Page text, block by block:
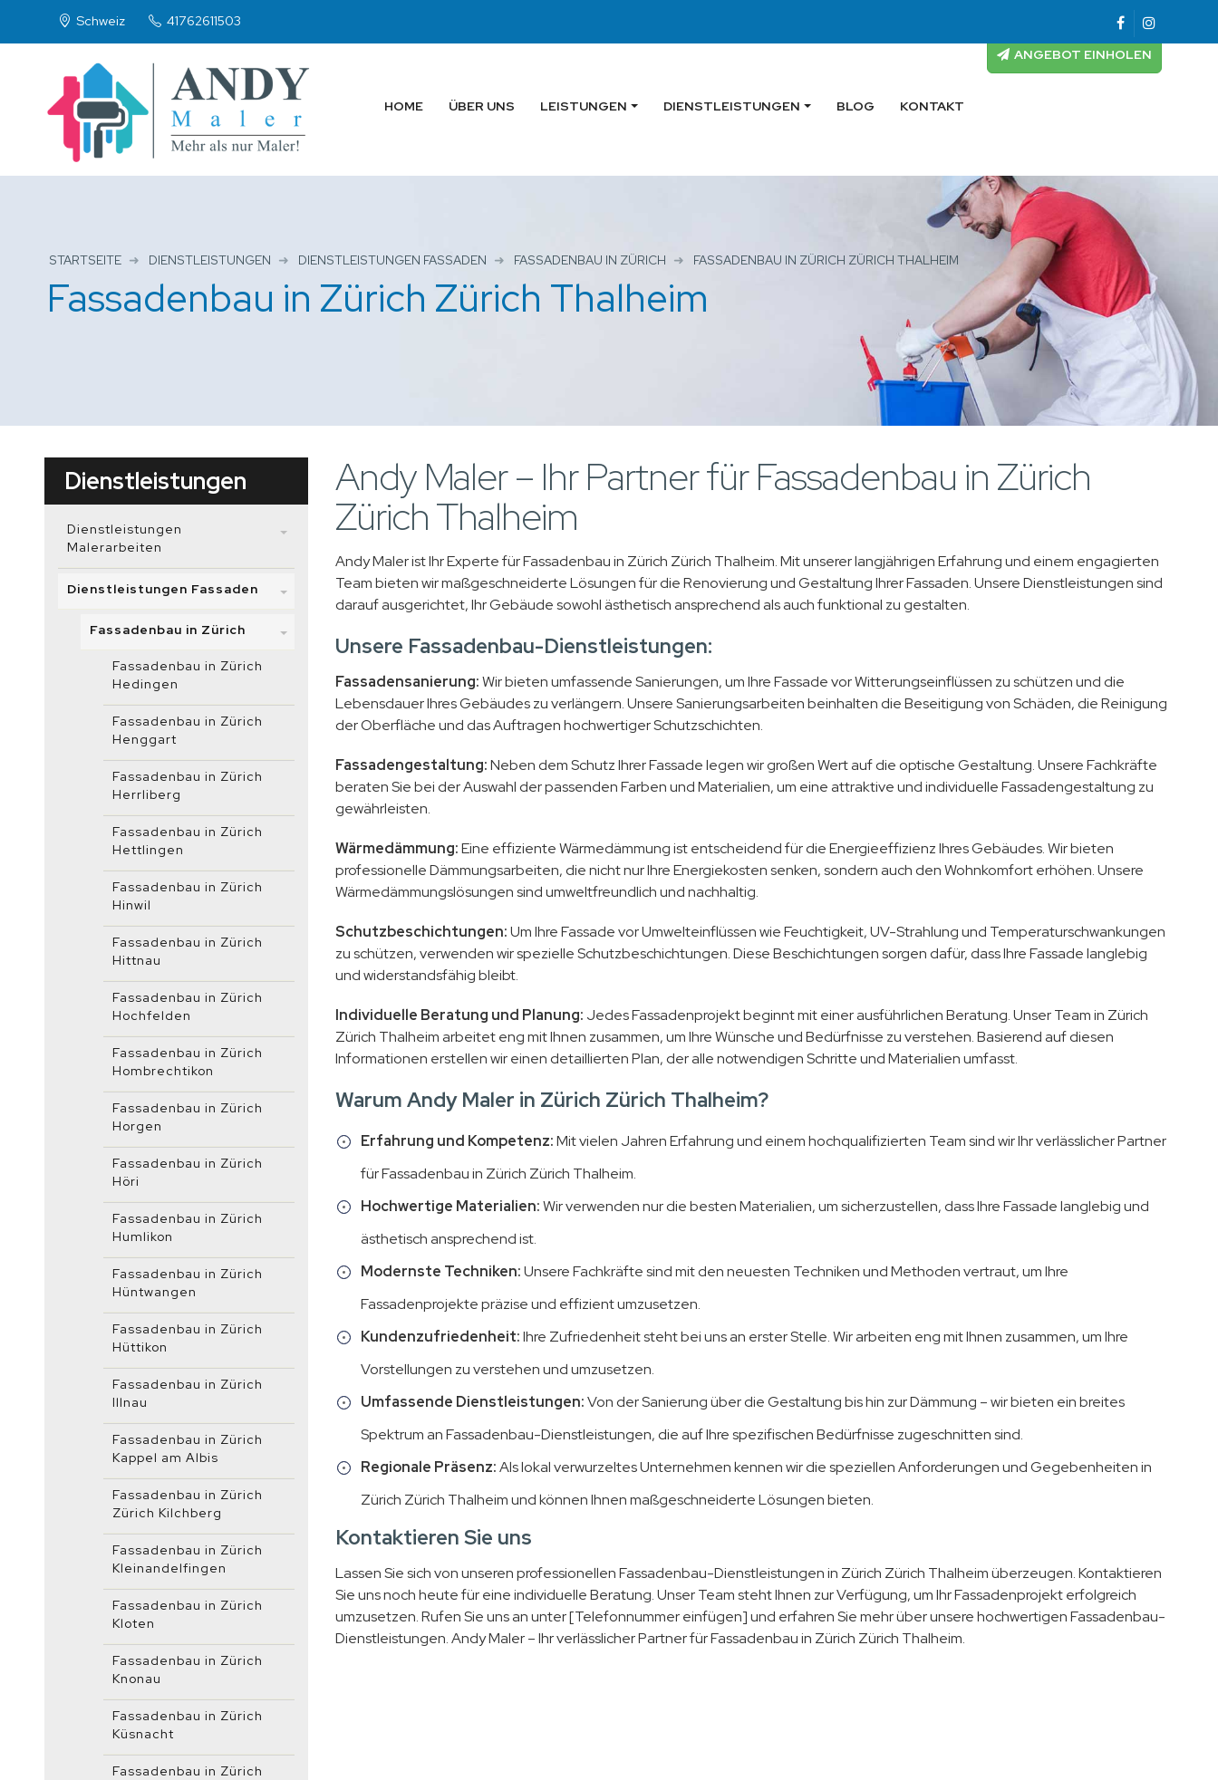
Schweiz 41762611503
HOME ÜBER UNS LEISTUNGEN DIENSTLEISTUNGEN BLOG KONTAKT
ANGEBOT EINHOLEN
STARTSEITE DIENSTLEISTUNGEN DIENSTLEISTUNGEN FASSADEN FASSADENBAU IN ZÜRICH FASSADENBAU IN ZÜRICH ZÜRICH THALHEIM
Fassadenbau in Zürich Zürich Thalheim
Andy Maler – Ihr Partner für Fassadenbau in Zürich
Zürich Thalheim
Andy Maler ist Ihr Experte für Fassadenbau in Zürich Zürich Thalheim. Mit unserer langjährigen Erfahrung und einem engagierten
Team bieten wir maßgeschneiderte Lösungen für die Renovierung und Gestaltung Ihrer Fassaden. Unsere Dienstleistungen sind
darauf ausgerichtet, Ihr Gebäude sowohl ästhetisch ansprechend als auch funktional zu gestalten.
Unsere Fassadenbau-Dienstleistungen:
Fassadensanierung:Wir bieten umfassende Sanierungen, um Ihre Fassade vor Witterungseinflüssen zu schützen und die
Lebensdauer Ihres Gebäudes zu verlängern. Unsere Sanierungsarbeiten beinhalten die Beseitigung von Schäden, die Reinigung
der Oberfläche und das Auftragen hochwertiger Schutzschichten.
Fassadengestaltung:Neben dem Schutz Ihrer Fassade legen wir großen Wert auf die optische Gestaltung. Unsere Fachkräfte
beraten Sie bei der Auswahl der passenden Farben und Materialien, um eine attraktive und individuelle Fassadengestaltung zu
gewährleisten.
Wärmedämmung:Eine effiziente Wärmedämmung ist entscheidend für die Energieeffizienz Ihres Gebäudes. Wir bieten
professionelle Dämmungsarbeiten, die nicht nur Ihre Energiekosten senken, sondern auch den Wohnkomfort erhöhen. Unsere
Wärmedämmungslösungen sind umweltfreundlich und nachhaltig.
Schutzbeschichtungen:Um Ihre Fassade vor Umwelteinflüssen wie Feuchtigkeit, UV-Strahlung und Temperaturschwankungen
zu schützen, verwenden wir spezielle Schutzbeschichtungen. Diese Beschichtungen sorgen dafür, dass Ihre Fassade langlebig
und widerstandsfähig bleibt.
Individuelle Beratung und Planung: Jedes Fassadenprojekt beginnt mit einer ausführlichen Beratung. Unser Team in Zürich
Zürich Thalheim arbeitet eng mit Ihnen zusammen, um Ihre Wünsche und Bedürfnisse zu verstehen. Basierend auf diesen
Informationen erstellen wir einen detaillierten Plan, der alle notwendigen Schritte und Materialien umfasst.
Warum Andy Maler in Zürich Zürich Thalheim?
Erfahrung und Kompetenz:Mit vielen Jahren Erfahrung und einem hochqualifizierten Team sind wir Ihr verlässlicher Partner
für Fassadenbau in Zürich Zürich Thalheim.
Hochwertige Materialien:Wir verwenden nur die besten Materialien, um sicherzustellen, dass Ihre Fassade langlebig und
ästhetisch ansprechend ist.
Modernste Techniken:Unsere Fachkräfte sind mit den neuesten Techniken und Methoden vertraut, um Ihre
Fassadenprojekte präzise und effizient umzusetzen.
Kundenzufriedenheit:Ihre Zufriedenheit steht bei uns an erster Stelle. Wir arbeiten eng mit Ihnen zusammen, um Ihre
Vorstellungen zu verstehen und umzusetzen.
Umfassende Dienstleistungen:Von der Sanierung über die Gestaltung bis hin zur Dämmung – wir bieten ein breites
Spektrum an Fassadenbau-Dienstleistungen, die auf Ihre spezifischen Bedürfnisse zugeschnitten sind.
Regionale Präsenz:Als lokal verwurzeltes Unternehmen kennen wir die speziellen Anforderungen und Gegebenheiten in
Zürich Zürich Thalheim und können Ihnen maßgeschneiderte Lösungen bieten.
Kontaktieren Sie uns
Lassen Sie sich von unseren professionellen Fassadenbau-Dienstleistungen in Zürich Zürich Thalheim überzeugen. Kontaktieren
Sie uns noch heute für eine individuelle Beratung. Unser Team steht Ihnen zur Verfügung, um Ihr Fassadenprojekt erfolgreich
umzusetzen. Rufen Sie uns an unter [Telefonnummer einfügen] und erfahren Sie mehr über unsere hochwertigen Fassadenbau-
Dienstleistungen. Andy Maler – Ihr verlässlicher Partner für Fassadenbau in Zürich Zürich Thalheim.
Dienstleistungen
Dienstleistungen
Malerarbeiten
Dienstleistungen Fassaden
Fassadenbau in Zürich
Fassadenbau in Zürich
Hedingen
Fassadenbau in Zürich
Henggart
Fassadenbau in Zürich
Herrliberg
Fassadenbau in Zürich
Hettlingen
Fassadenbau in Zürich
Hinwil
Fassadenbau in Zürich
Hittnau
Fassadenbau in Zürich
Hochfelden
Fassadenbau in Zürich
Hombrechtikon
Fassadenbau in Zürich
Horgen
Fassadenbau in Zürich
Höri
Fassadenbau in Zürich
Humlikon
Fassadenbau in Zürich
Hüntwangen
Fassadenbau in Zürich
Hüttikon
Fassadenbau in Zürich
Illnau
Fassadenbau in Zürich
Kappel am Albis
Fassadenbau in Zürich
Zürich Kilchberg
Fassadenbau in Zürich
Kleinandelfingen
Fassadenbau in Zürich
Kloten
Fassadenbau in Zürich
Knonau
Fassadenbau in Zürich
Küsnacht
Fassadenbau in Zürich